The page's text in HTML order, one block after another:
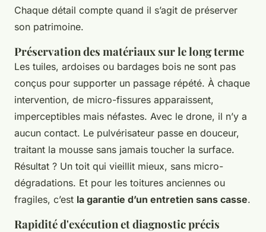
Chaque détail compte quand il s’agit de préserver
son patrimoine.
Préservation des matériaux sur le long terme
Les tuiles, ardoises ou bardages bois ne sont pas
conçus pour supporter un passage répété. À chaque
intervention, de micro-fissures apparaissent,
imperceptibles mais néfastes. Avec le drone, il n’y a
aucun contact. Le pulvérisateur passe en douceur,
traitant la mousse sans jamais toucher la surface.
Résultat ? Un toit qui vieillit mieux, sans micro-
dégradations. Et pour les toitures anciennes ou
fragiles, c’est la garantie d’un entretien sans casse.
Rapidité d'exécution et diagnostic précis